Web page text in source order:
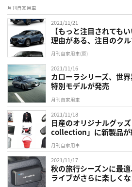
月刊自家用車
2021/11/21
【もっと注目されても
理由がある、注目のク
月刊自家用車(原)
2021/11/16
カローラシリーズ、世
特別モデルが発売
月刊自家用車
2021/11/18
日産のオリジナルグッ
collection」に新製品が
月刊自家用車
2021/11/17
秋の旅行シーズンに最
ライブがさらに楽しくな